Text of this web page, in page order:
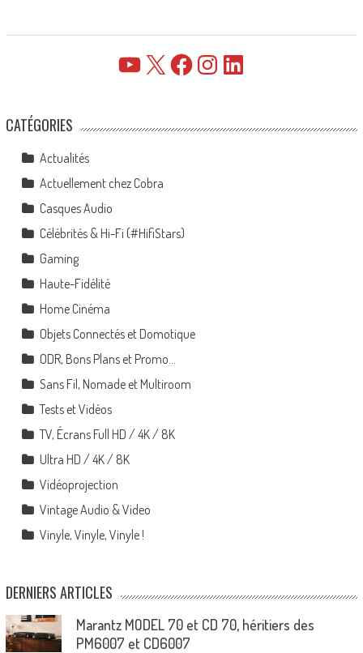
YouTube FacebookInstagramLinkedIn
CATÉGORIES
Actualités
Actuellement chez Cobra
Casques Audio
Célébrités & Hi-Fi (#HifiStars)
Gaming
Haute-Fidélité
Home Cinéma
Objets Connectés et Domotique
ODR, Bons Plans et Promo…
Sans Fil, Nomade et Multiroom
Tests et Vidéos
TV, Écrans Full HD / 4K / 8K
Ultra HD / 4K / 8K
Vidéoprojection
Vintage Audio & Video
Vinyle, Vinyle, Vinyle !
DERNIERS ARTICLES
Marantz MODEL 70 et CD 70, héritiers des
PM6007 et CD6007